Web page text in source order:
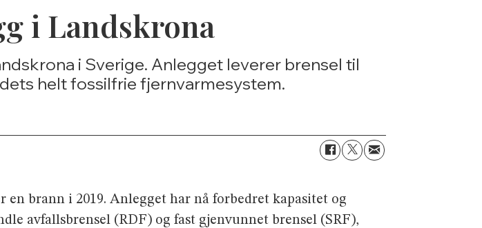
i Landskrona
i Sverige. Anlegget leverer brensel til
helt fossilfrie fjernvarmesystem.
brann i 2019. Anlegget har nå forbedret kapasitet og
avfallsbrensel (RDF) og fast gjenvunnet brensel (SRF),